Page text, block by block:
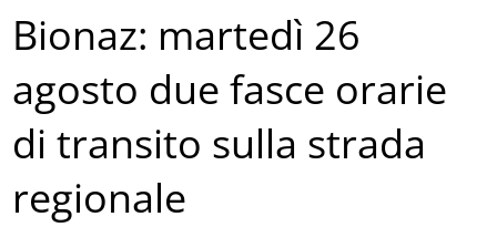
Bionaz: martedì 26
agosto due fasce orarie
di transito sulla strada
regionale